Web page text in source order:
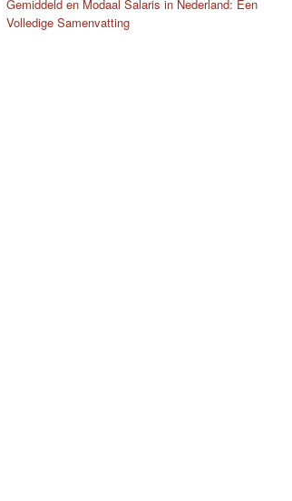
Gemiddeld en Modaal Salaris in Nederland: Een
Volledige Samenvatting